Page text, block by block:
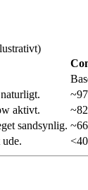
aktivt.
sandsynlig.